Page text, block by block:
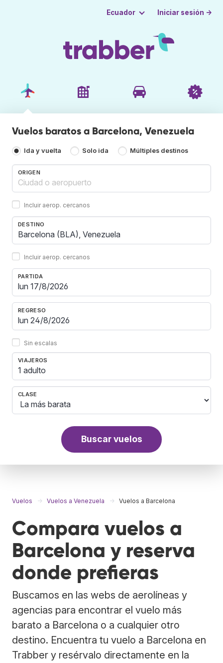
Ecuador Iniciar sesión →
Vuelos baratos a Barcelona, Venezuela
Ida y vuelta Solo ida Múltiples destinos
ORIGEN
Incluir aerop. cercanos
DESTINO
Incluir aerop. cercanos
PARTIDA
REGRESO
Sin escalas
VIAJEROS
1 adulto
CLASE
Buscar vuelos
Vuelos Vuelos a Venezuela Vuelos a Barcelona
Compara vuelos a
Barcelona y reserva
donde prefieras
Buscamos en las webs de aerolíneas y
agencias para encontrar el vuelo más
barato a Barcelona o a cualquier otro
destino. Encuentra tu vuelo a Barcelona en
Trabber y resérvalo directamente en la